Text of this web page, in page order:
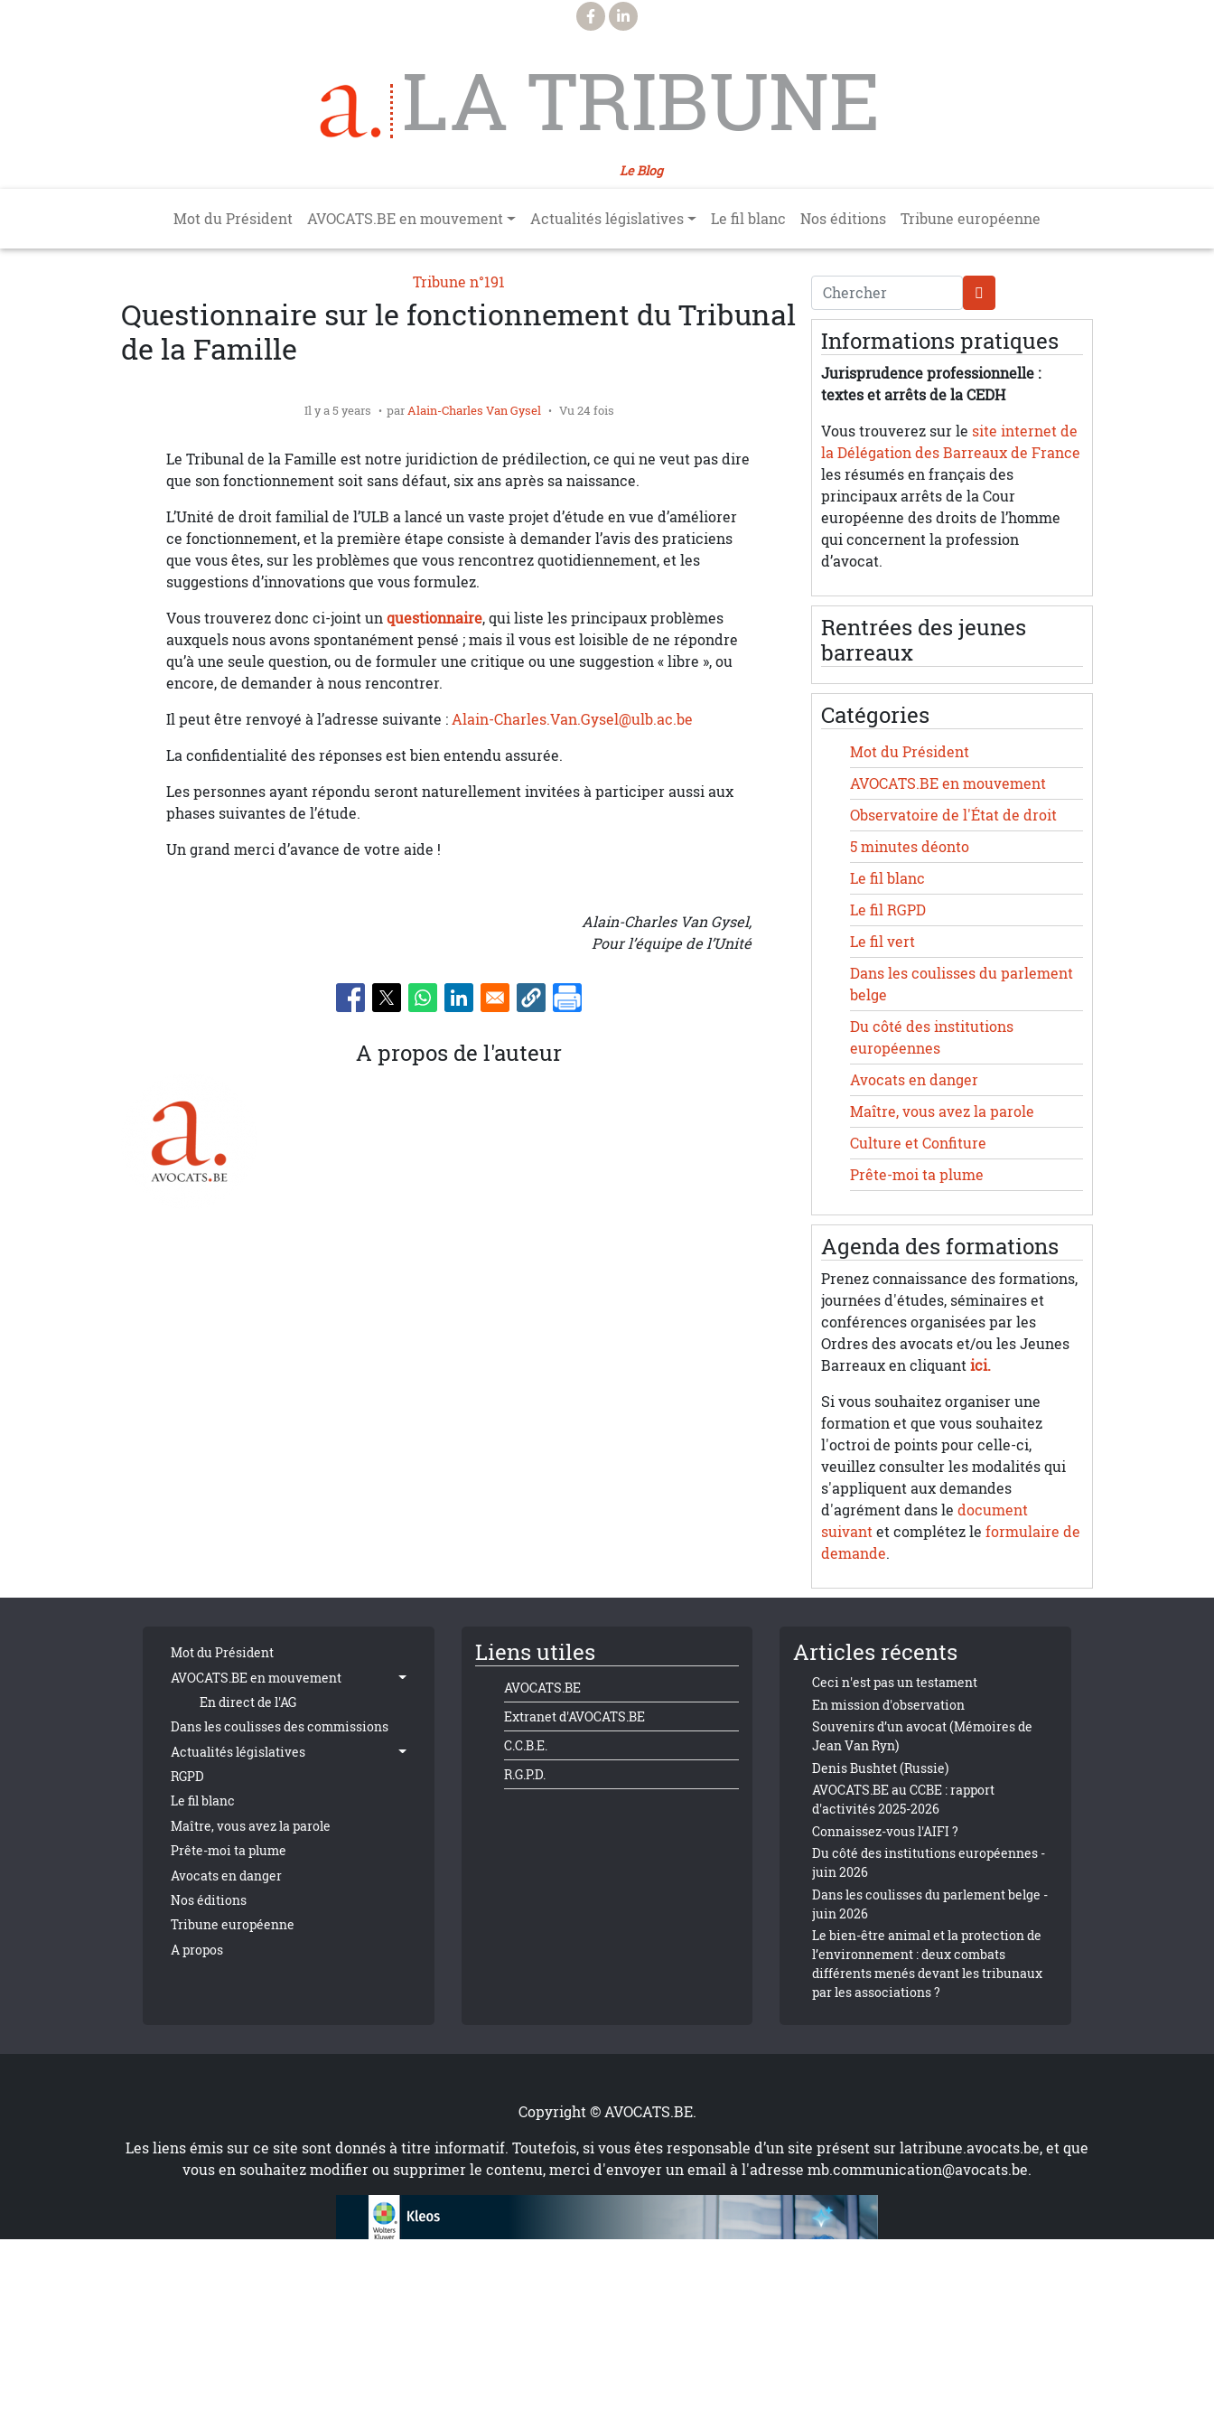
LA TRIBUNE
Le Blog
Main navigation
Mot du Président AVOCATS.BE en mouvement Actualités législatives Le fil blanc Nos éditions Tribune européenne
Tribune n°191
Questionnaire sur le fonctionnement du Tribunal
de la Famille
Il y a 5 years parAlain-Charles Van Gysel Vu 24 fois
Le Tribunal de la Famille est notre juridiction de prédilection, ce qui ne veut pas dire
que son fonctionnement soit sans défaut, six ans après sa naissance.
L’Unité de droit familial de l’ULB a lancé un vaste projet d’étude en vue d’améliorer
ce fonctionnement, et la première étape consiste à demander l’avis des praticiens
que vous êtes, sur les problèmes que vous rencontrez quotidiennement, et les
suggestions d’innovations que vous formulez.
Vous trouverez donc ci-joint unquestionnaire, qui liste les principaux problèmes
auxquels nous avons spontanément pensé ; mais il vous est loisible de ne répondre
qu’à une seule question, ou de formuler une critique ou une suggestion « libre », ou
encore, de demander à nous rencontrer.
Il peut être renvoyé à l’adresse suivante :Alain-Charles.Van.Gysel@ulb.ac.be
La confidentialité des réponses est bien entendu assurée.
Les personnes ayant répondu seront naturellement invitées à participer aussi aux
phases suivantes de l’étude.
Un grand merci d’avance de votre aide !
Alain-Charles Van Gysel,
Pour l’équipe de l’Unité
A propos de l'auteur
Chercher
Informations pratiques
Jurisprudence professionnelle :
textes et arrêts de la CEDH
Vous trouverez sur le site internet de
la Délégation des Barreaux de France
les résumés en français des
principaux arrêts de la Cour
européenne des droits de l’homme
qui concernent la profession
d’avocat.
Rentrées des jeunes
barreaux
Catégories
Mot du Président
AVOCATS.BE en mouvement
Observatoire de l'État de droit
5 minutes déonto
Le fil blanc
Le fil RGPD
Le fil vert
Dans les coulisses du parlement
belge
Du côté des institutions
européennes
Avocats en danger
Maître, vous avez la parole
Culture et Confiture
Prête-moi ta plume
Agenda des formations
Prenez connaissance des formations,
journées d'études, séminaires et
conférences organisées par les
Ordres des avocats et/ou les Jeunes
Barreaux en cliquantici.
Si vous souhaitez organiser une
formation et que vous souhaitez
l'octroi de points pour celle-ci,
veuillez consulter les modalités qui
s'appliquent aux demandes
d'agrément dans ledocument
suivantet complétez leformulaire de
demande.
Tribune Footer
Mot du Président
AVOCATS.BE en mouvement
En direct de l'AG
Dans les coulisses des commissions
Actualités législatives
RGPD
Le fil blanc
Maître, vous avez la parole
Prête-moi ta plume
Avocats en danger
Nos éditions
Tribune européenne
A propos
Liens utiles
AVOCATS.BE
Extranet d'AVOCATS.BE
C.C.B.E.
R.G.P.D.
Articles récents
Ceci n'est pas un testament
En mission d'observation
Souvenirs d’un avocat (Mémoires de
Jean Van Ryn)
Denis Bushtet (Russie)
AVOCATS.BE au CCBE : rapport
d'activités 2025-2026
Connaissez-vous l'AIFI ?
Du côté des institutions européennes -
juin 2026
Dans les coulisses du parlement belge -
juin 2026
Le bien-être animal et la protection de
l’environnement : deux combats
différents menés devant les tribunaux
par les associations ?
Copyright © AVOCATS.BE.
Les liens émis sur ce site sont donnés à titre informatif. Toutefois, si vous êtes responsable d’un site présent surlatribune.avocats.be, et que
vous en souhaitez modifier ou supprimer le contenu, merci d'envoyer un email à l'adresse mb.communication@avocats.be.